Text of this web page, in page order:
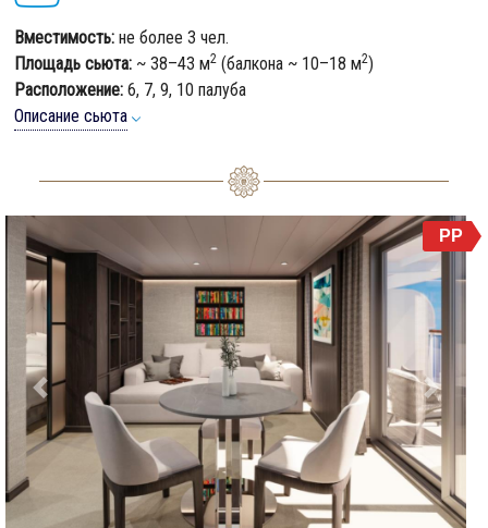
Вместимость: не более 3 чел.
Площадь сьюта: ~ 38–43 м2 (балкона ~ 10–18 м2)
Расположение: 6, 7, 9, 10 палуба
Описание сьюта
Previous Next
PP